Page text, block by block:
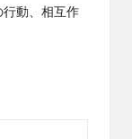
行動、相互作